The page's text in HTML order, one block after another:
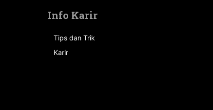
Info Karir
Tips dan Trik
Karir